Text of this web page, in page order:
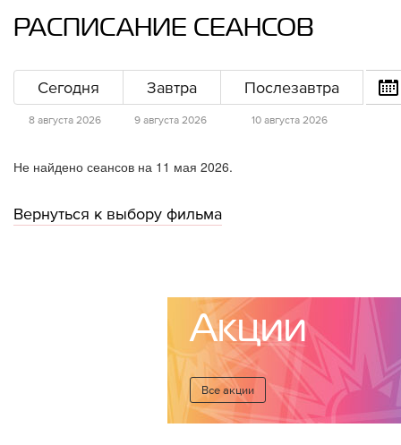
РАСПИСАНИЕ СЕАНСОВ
Сегодня
8 августа 2026
Завтра
9 августа 2026
Послезавтра
10 августа 2026
Не найдено сеансов на 11 мая 2026.
Вернуться к выбору фильма
Акции
Все акции